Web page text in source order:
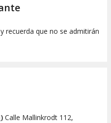
recuerda que no se admitirán
Calle Mallinkrodt 112,